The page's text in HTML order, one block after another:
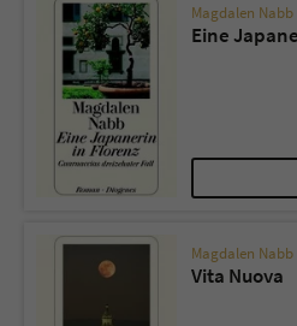
Magdalen Nabb
Eine
Magdalen Nabb
Vita Nuova